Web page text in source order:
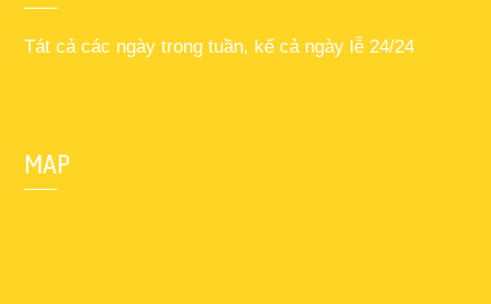
Tát cả các ngày trong tuần, kể cả ngày lễ 24/24
MAP